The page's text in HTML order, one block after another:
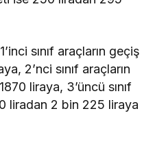
sınıf araçların geçiş
2’nci sınıf araçların
liraya, 3’üncü sınıf
liradan 2 bin 225 liraya